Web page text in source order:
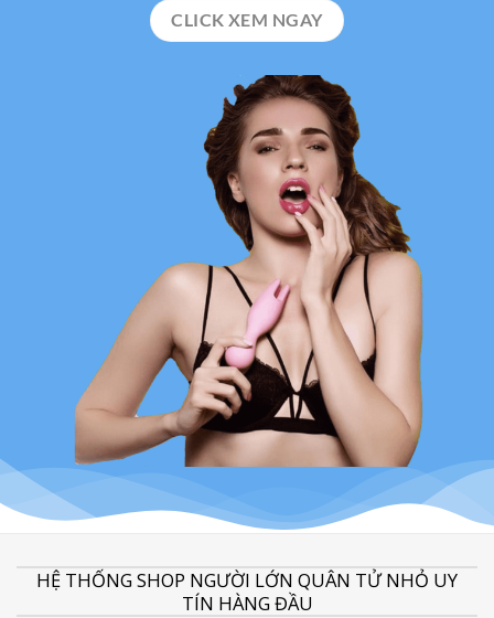
CLICK XEM NGAY
HỆ THỐNG SHOP NGƯỜI LỚN QUÂN TỬ NHỎ UY
TÍN HÀNG ĐẦU